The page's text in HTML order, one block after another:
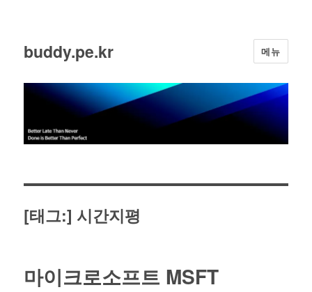
buddy.pe.kr 메뉴
[태그:] 시간지평
마이크로소프트 MSFT